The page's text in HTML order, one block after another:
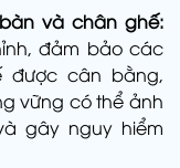
và chân ghế:
đảm bảo các
được cân bằng,
vững có thể ảnh
gây nguy hiểm